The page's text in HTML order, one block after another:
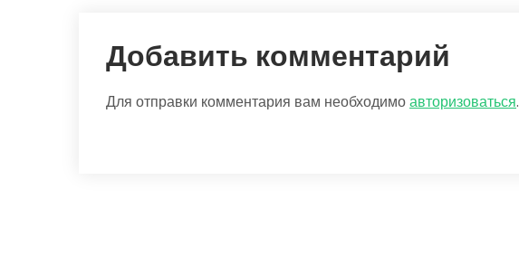
Добавить комментарий
Для отправки комментария вам необходимоавторизоваться.